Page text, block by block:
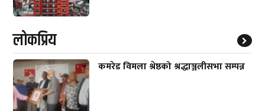
लाेकप्रिय
कमरेड विमला श्रेष्ठको श्रद्धाञ्जलीसभा सम्पन्न